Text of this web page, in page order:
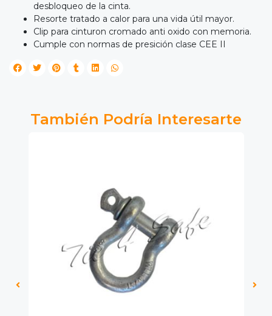
desbloqueo de la cinta.
Resorte tratado a calor para una vida útil mayor.
Clip para cinturon cromado anti oxido con memoria.
Cumple con normas de presición clase CEE II
También Podría Interesarte